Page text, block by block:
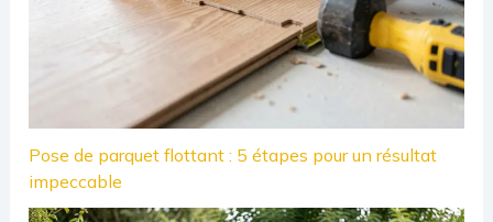
Pose de parquet flottant : 5 étapes pour un résultat
impeccable